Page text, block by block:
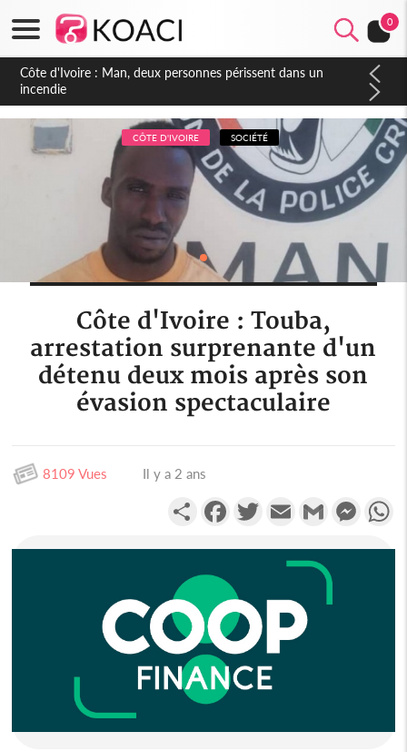
0
Côte d'Ivoire : Séileu, la célébration de la fête nationale
transformée en vaste campagne contre les produits
dépigmentants dangereux
CÔTE D'IVOIRE SOCIÉTÉ
Côte d'Ivoire : Touba,
arrestation surprenante d'un
détenu deux mois après son
évasion spectaculaire
8109 Vues Il y a 2 ans
PartagerFacebookTwitterEmail Gmail